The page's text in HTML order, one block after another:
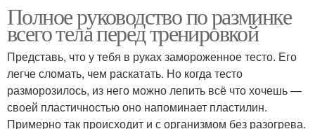
Полное руководство по разминке
всего тела перед тренировкой
Представь, что у тебя в руках замороженное тесто. Его
легче сломать, чем раскатать. Но когда тесто
разморозилось, из него можно лепить всё что хочешь —
своей пластичностью оно напоминает пластилин.
Примерно так происходит и с организмом без разогрева.